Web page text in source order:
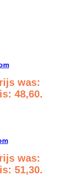
was:
48,60.
was:
51,30.